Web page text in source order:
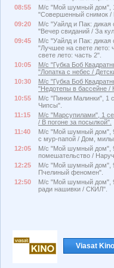
08:55
М/с "Мой шумный дом", 1
"Совершенный снимок /
09:20
М/с "Уайлд и Пак: дикая
"Вечер свиданий / За
09:45
М/с "Уайлд и Пак: дикая
"Лучшее на свете лето:
свете лето: часть 2".
10:05
М/с "Губка Боб
"Лопатка с небес /
10:30
М/с "Губка Боб
"Недотепы в бассейне /
10:55
М/с "Пинки Малинки", 1
Чипсы".
11:15
М/с "Марсупилами", 1
/ В погоне за посылкой".
11:40
М/с "Мой шумный дом",
с мур-папой / Дом,
12:05
М/с "Мой шумный дом",
помешательство /
12:25
М/с "Мой шумный дом",
Пчелиный феномен".
12:50
М/с "Мой шумный дом", 9
ради нашивки / СКИЛ".
Viasat Kino